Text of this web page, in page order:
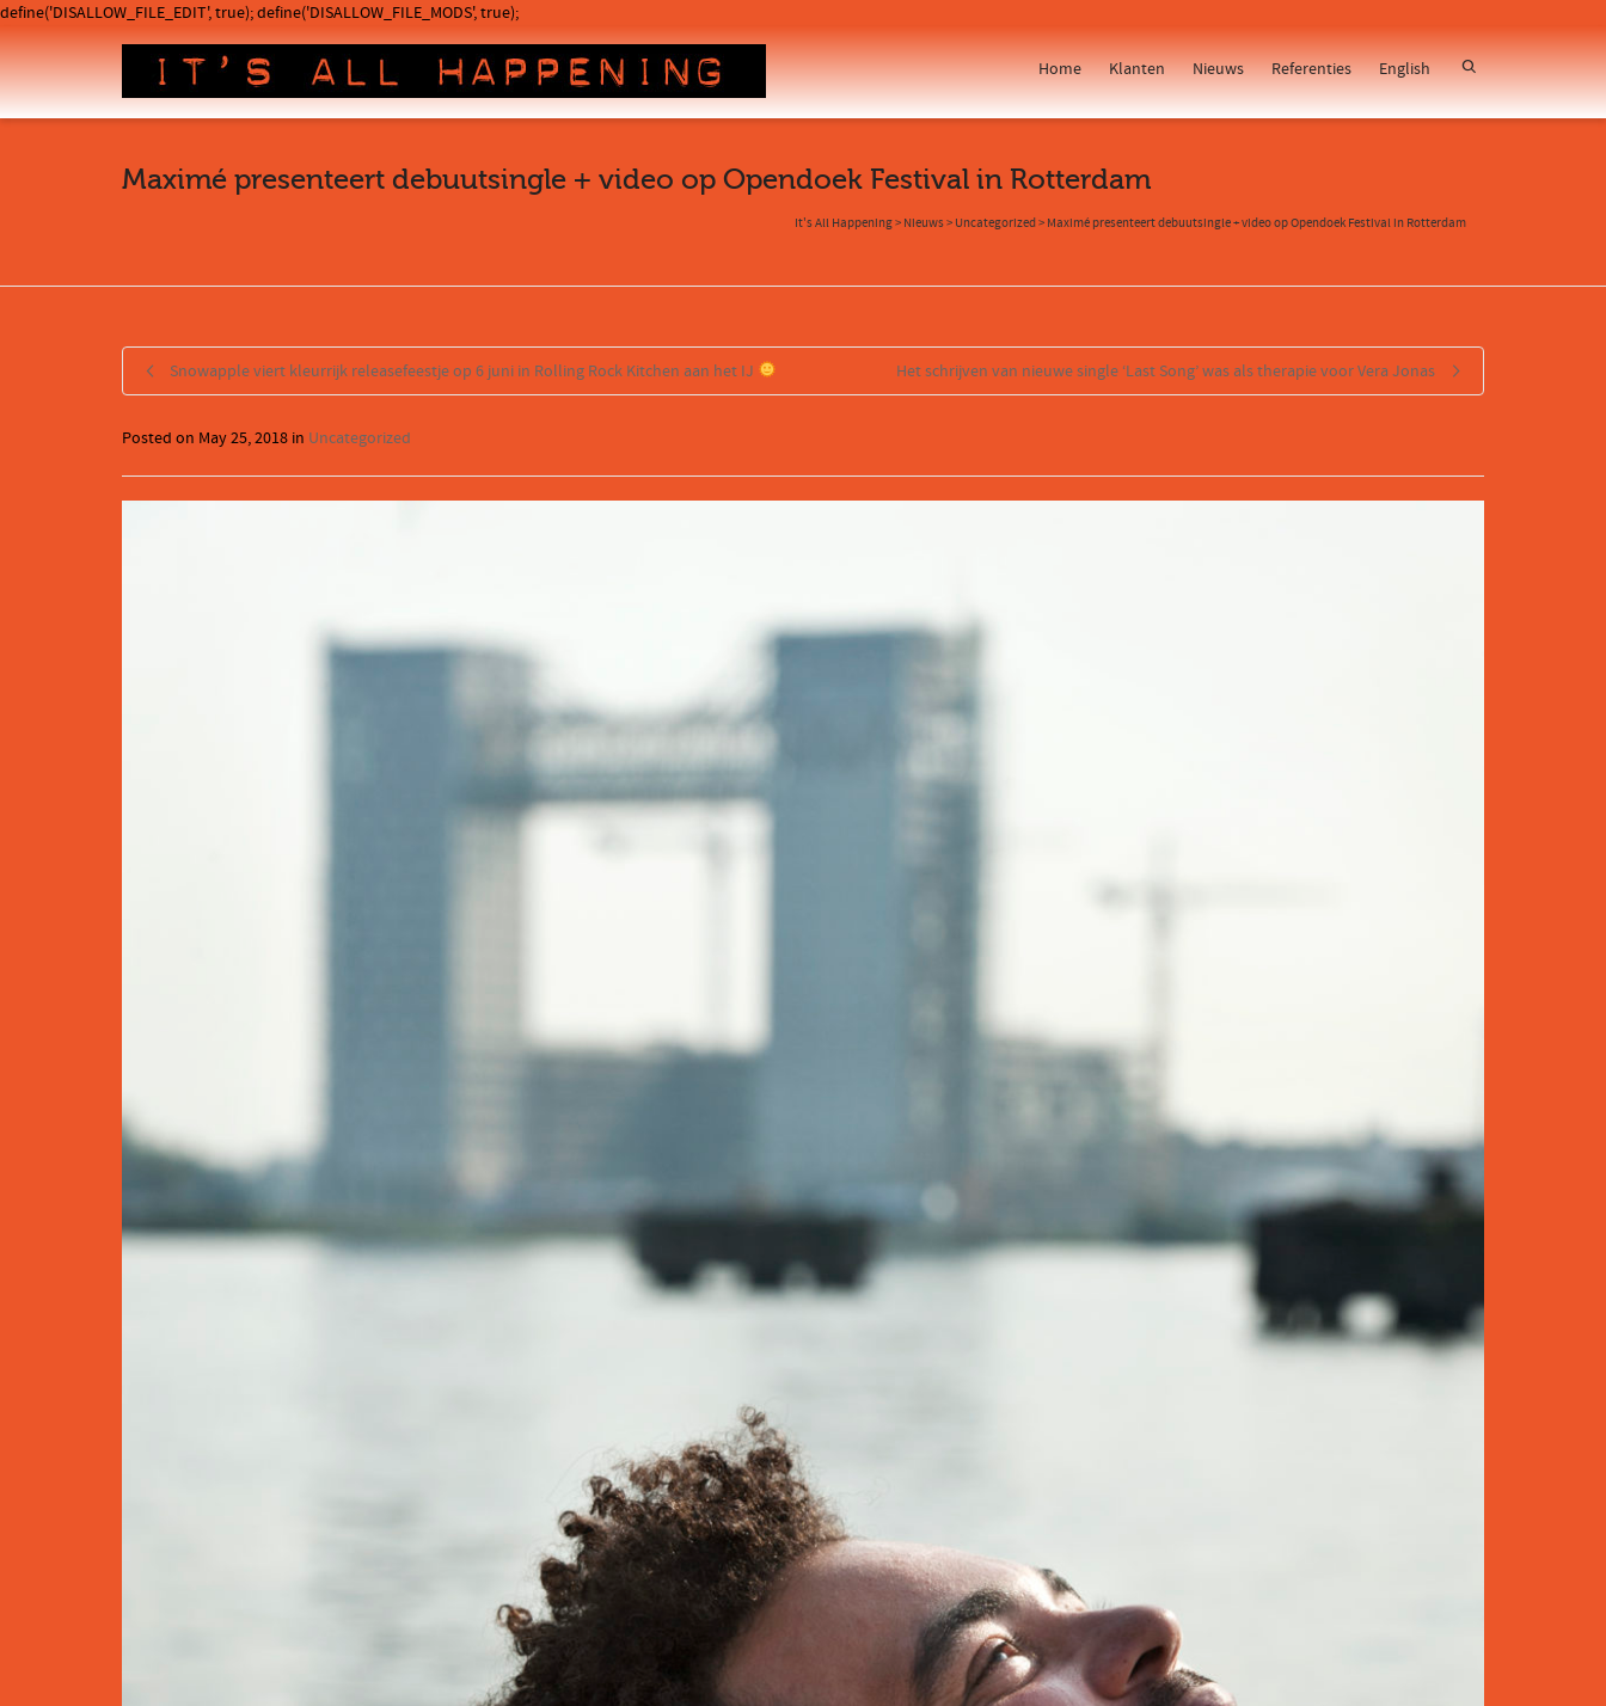
define('DISALLOW_FILE_EDIT', true); define('DISALLOW_FILE_MODS', true);
Home Klanten Nieuws Referenties English
Maximé presenteert debuutsingle + video op Opendoek Festival in Rotterdam
It's All Happening> Nieuws> Uncategorized> Maximé presenteert debuutsingle + video op Opendoek Festival in Rotterdam
Snowapple viert kleurrijk releasefeestje op 6 juni in Rolling Rock Kitchen aan het IJ Het schrijven van nieuwe single ‘Last Song’ was als therapie voor Vera Jonas
Posted on May 25, 2018 in Uncategorized